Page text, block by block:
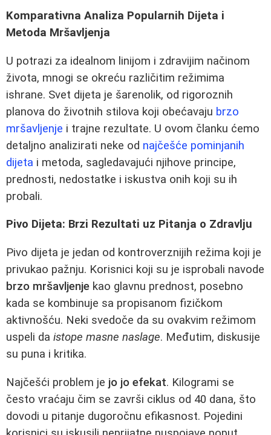
Komparativna Analiza Popularnih Dijeta i
Metoda Mršavljenja
U potrazi za idealnom linijom i zdravijim načinom
života, mnogi se okreću različitim režimima
ishrane. Svet dijeta je šarenolik, od rigoroznih
planova do životnih stilova koji obećavaju brzo
mršavljenje i trajne rezultate. U ovom članku ćemo
detaljno analizirati neke od najčešće pominjanih
dijeta i metoda, sagledavajući njihove principe,
prednosti, nedostatke i iskustva onih koji su ih
probali.
Pivo Dijeta: Brzi Rezultati uz Pitanja o Zdravlju
Pivo dijeta je jedan od kontroverznijih režima koji je
privukao pažnju. Korisnici koji su je isprobali navode
brzo mršavljenje kao glavnu prednost, posebno
kada se kombinuje sa propisanom fizičkom
aktivnošću. Neki svedoče da su ovakvim režimom
uspeli da istope masne naslage. Međutim, diskusije
su puna i kritika.
Najčešći problem je jo jo efekat. Kilogrami se
često vraćaju čim se završi ciklus od 40 dana, što
dovodi u pitanje dugoročnu efikasnost. Pojedini